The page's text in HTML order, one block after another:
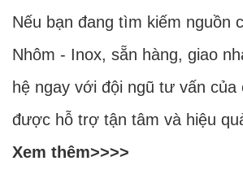
Nếu bạn đang tìm kiếm nguồn
Nhôm - Inox, sẵn hàng, giao
hệ ngay với đội ngũ tư vấn của
được hỗ trợ tận tâm và hiệu
Xem thêm>>>>